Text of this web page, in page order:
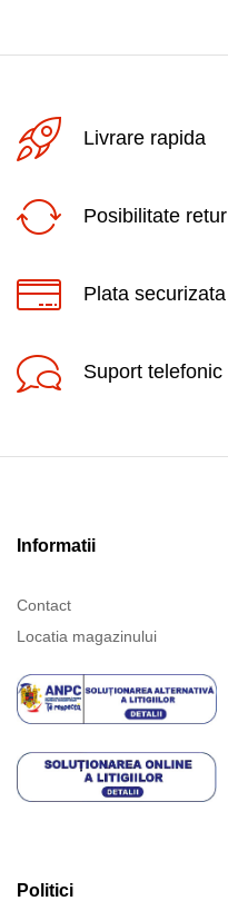
Livrare rapida
Posibilitate retur
Plata securizata
Suport telefonic
Informatii
Contact
Locatia magazinului
Politici